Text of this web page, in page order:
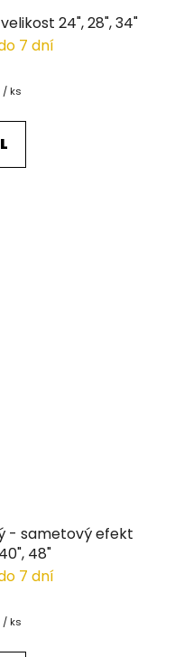
24", 28", 34"
7 dní
/ ks
- sametový efekt
48"
7 dní
/ ks